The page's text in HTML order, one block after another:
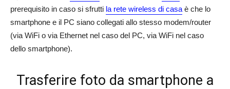
prerequisito in caso si sfrutti la rete wireless di casa è che lo
smartphone e il PC siano collegati allo stesso modem/router
(via WiFi o via Ethernet nel caso del PC, via WiFi nel caso
dello smartphone).
Trasferire foto da smartphone a